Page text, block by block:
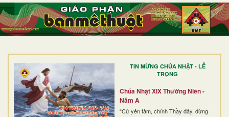
TIN MỪNG CHÚA NHẬT - LỄ
TRỌNG
Chúa Nhật XIX Thường Niên -
Năm A
“Cứ yên tâm, chính Thầy đây, đừng
TRANG NHẤT
GIỚI THIỆU
DÒNG TU
BAN MỤC VỤ
ĐOÀN THỂ CG